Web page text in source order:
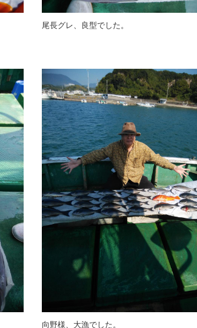
尾長グレ、良型でした。
向野様、大漁でした。